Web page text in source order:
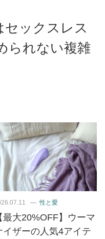
セックスレス
られない複雑
性と愛
最大20%OFF】ウーマ
イザーの人気4アイテ